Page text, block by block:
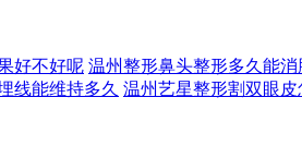
好不好呢 温州整形鼻头整形多久能消
线能维持多久 温州艺星整形割双眼皮